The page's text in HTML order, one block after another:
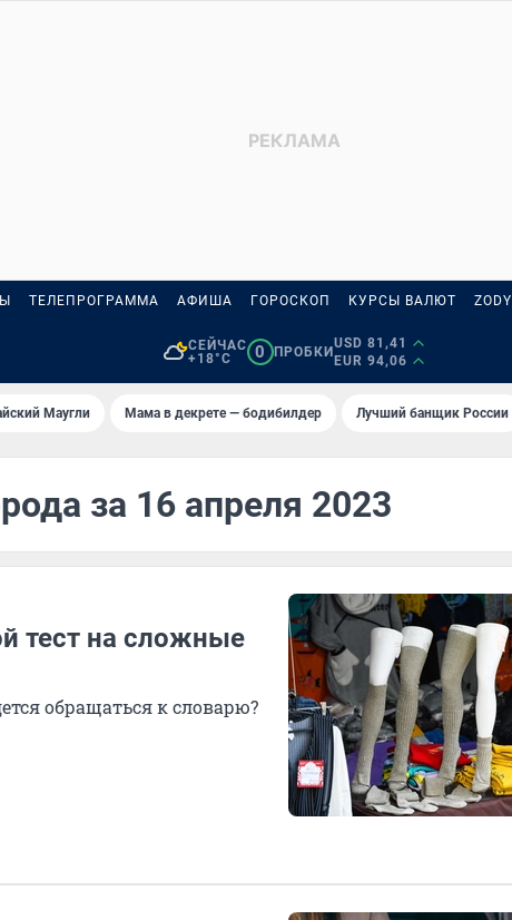
ТЕЛЕПРОГРАММА АФИША ГОРОСКОП КУРСЫ ВАЛЮТ ZODY
СЕЙЧАС
+18°C
0 ПРОБКИ
USD 81,41
EUR 94,06
Маугли Мама в декрете — бодибилдер Лучший банщик России
за 16 апреля 2023
тест на сложные
обращаться к словарю?